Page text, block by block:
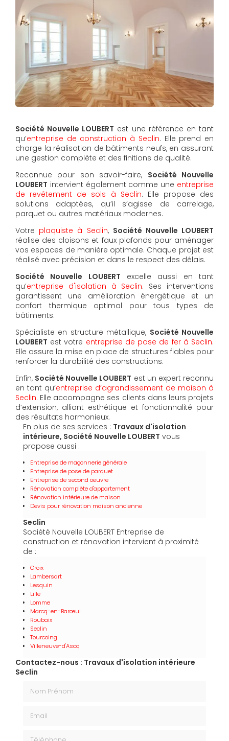
Société Nouvelle LOUBERT est une référence en tant
qu’entreprise de construction à Seclin. Elle prend en
charge la réalisation de bâtiments neufs, en assurant
une gestion complète et des finitions de qualité.
Reconnue pour son savoir-faire, Société Nouvelle
LOUBERT intervient également comme une entreprise
de revêtement de sols à Seclin. Elle propose des
solutions adaptées, qu’il s’agisse de carrelage,
parquet ou autres matériaux modernes.
Votre plaquiste à Seclin, Société Nouvelle LOUBERT
réalise des cloisons et faux plafonds pour aménager
vos espaces de manière optimale. Chaque projet est
réalisé avec précision et dans le respect des délais.
Société Nouvelle LOUBERT excelle aussi en tant
qu’entreprise d'isolation à Seclin. Ses interventions
garantissent une amélioration énergétique et un
confort thermique optimal pour tous types de
bâtiments.
Spécialiste en structure métallique, Société Nouvelle
LOUBERT est votre entreprise de pose de fer à Seclin.
Elle assure la mise en place de structures fiables pour
renforcer la durabilité des constructions.
Enfin, Société Nouvelle LOUBERT est un expert reconnu
en tant qu’entreprise d’agrandissement de maison à
Seclin. Elle accompagne ses clients dans leurs projets
d’extension, alliant esthétique et fonctionnalité pour
des résultats harmonieux.
En plus de ses services : Travaux d'isolation
intérieure, Société Nouvelle LOUBERT vous
propose aussi :
Entreprise de maçonnerie générale
Entreprise de pose de parquet
Entreprise de second oeuvre
Rénovation complète d'appartement
Rénovation intérieure de maison
Devis pour rénovation maison ancienne
Seclin
Société Nouvelle LOUBERT Entreprise de
construction et rénovation intervient à proximité
de :
Croix
Lambersart
Lesquin
Lille
Lomme
Marcq-en-Barœul
Roubaix
Seclin
Tourcoing
Villeneuve-d'Ascq
Contactez-nous : Travaux d'isolation intérieure
Seclin